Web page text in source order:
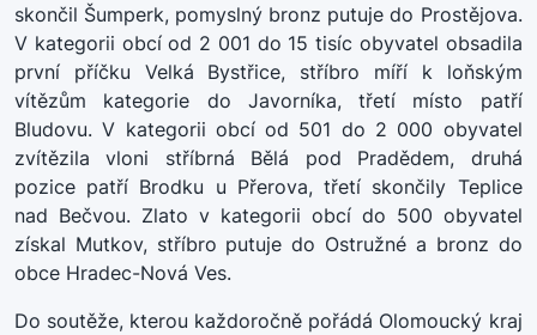
skončil Šumperk, pomyslný bronz putuje do Prostějova.
V kategorii obcí od 2 001 do 15 tisíc obyvatel obsadila
první příčku Velká Bystřice, stříbro míří k loňským
vítězům kategorie do Javorníka, třetí místo patří
Bludovu. V kategorii obcí od 501 do 2 000 obyvatel
zvítězila vloni stříbrná Bělá pod Pradědem, druhá
pozice patří Brodku u Přerova, třetí skončily Teplice
nad Bečvou. Zlato v kategorii obcí do 500 obyvatel
získal Mutkov, stříbro putuje do Ostružné a bronz do
obce Hradec-Nová Ves.
Do soutěže, kterou každoročně pořádá Olomoucký kraj